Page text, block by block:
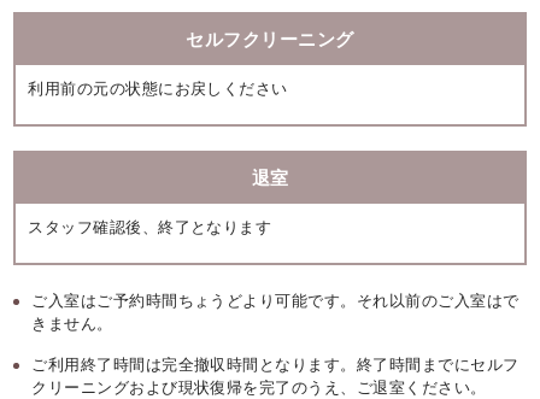
セルフクリーニング
利用前の元の状態にお戻しください
退室
スタッフ確認後、終了となります
ご入室はご予約時間ちょうどより可能です。それ以前のご入室はで
きません。
ご利用終了時間は完全撤収時間となります。終了時間までにセルフ
クリーニングおよび現状復帰を完了のうえ、ご退室ください。